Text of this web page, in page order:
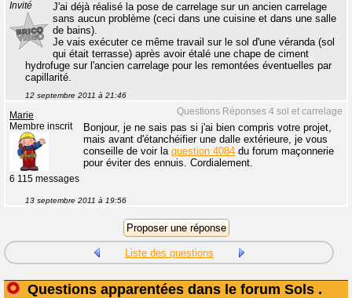
Invité
J'ai déjà réalisé la pose de carrelage sur un ancien carrelage
sans aucun problème (ceci dans une cuisine et dans une salle
de bains).
Je vais exécuter ce même travail sur le sol d'une véranda (sol
qui était terrasse) après avoir étalé une chape de ciment
hydrofuge sur l'ancien carrelage pour les remontées éventuelles par
capillarité.
12 septembre 2011 à 21:46
Questions Réponses 4 sol et carrelage
Marie
Membre inscrit
6 115 messages
Bonjour, je ne sais pas si j'ai bien compris votre projet,
mais avant d'étanchéifier une dalle extérieure, je vous
conseille de voir la question 4084 du forum maçonnerie
pour éviter des ennuis. Cordialement.
13 septembre 2011 à 19:56
Liste des questions
Questions apparentées dans le forum Sols .